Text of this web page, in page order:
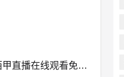
西甲直播在线观看免费直播